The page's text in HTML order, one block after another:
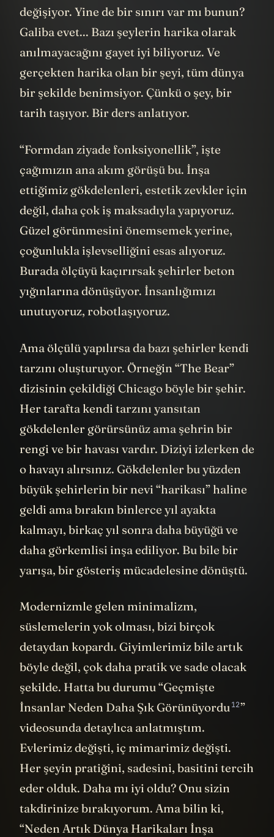
değişiyor. Yine de bir sınırı var mı bunun?
Galiba evet... Bazı şeylerin harika olarak
anılmayacağını gayet iyi biliyoruz. Ve
gerçekten harika olan bir şeyi, tüm dünya
bir şekilde benimsiyor. Çünkü o şey, bir
tarih taşıyor. Bir ders anlatıyor.
“Formdan ziyade fonksiyonellik”, işte
çağımızın ana akım görüşü bu. İnşa
ettiğimiz gökdelenleri, estetik zevkler için
değil, daha çok iş maksadıyla yapıyoruz.
Güzel görünmesini önemsemek yerine,
çoğunlukla işlevselliğini esas alıyoruz.
Burada ölçüyü kaçırırsak şehirler beton
yığınlarına dönüşüyor. İnsanlığımızı
unutuyoruz, robotlaşıyoruz.
Ama ölçülü yapılırsa da bazı şehirler kendi
tarzını oluşturuyor. Örneğin “The Bear”
dizisinin çekildiği Chicago böyle bir şehir.
Her tarafta kendi tarzını yansıtan
gökdelenler görürsünüz ama şehrin bir
rengi ve bir havası vardır. Diziyi izlerken de
o havayı alırsınız. Gökdelenler bu yüzden
büyük şehirlerin bir nevi “harikası” haline
geldi ama bırakın binlerce yıl ayakta
kalmayı, birkaç yıl sonra daha büyüğü ve
daha görkemlisi inşa ediliyor. Bu bile bir
yarışa, bir gösteriş mücadelesine dönüştü.
Modernizmle gelen minimalizm,
süslemelerin yok olması, bizi birçok
detaydan kopardı. Giyimlerimiz bile artık
böyle değil, çok daha pratik ve sade olacak
şekilde. Hatta bu durumu “Geçmişte
İnsanlar Neden Daha Şık Görünüyordu12”
videosunda detaylıca anlatmıştım.
Evlerimiz değişti, iç mimarimiz değişti.
Her şeyin pratiğini, sadesini, basitini tercih
eder olduk. Daha mı iyi oldu? Onu sizin
takdirinize bırakıyorum. Ama bilin ki,
“Neden Artık Dünya Harikaları İnşa